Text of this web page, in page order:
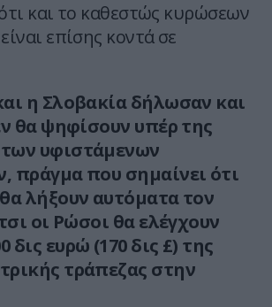
και το καθεστώς κυρώσεων
επίσης κοντά σε
η Σλοβακία δήλωσαν και
θα ψηφίσουν υπέρ της
υφιστάμενων
πράγμα που σημαίνει ότι
λήξουν αυτόματα τον
οι Ρώσοι θα ελέγχουν
ευρώ (170 δις £) της
τράπεζας στην